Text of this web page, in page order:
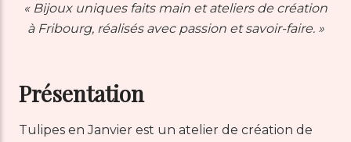
« Bijoux uniques faits main et ateliers de création
à Fribourg, réalisés avec passion et savoir-faire. »
Présentation
Tulipes en Janvier est un atelier de création de